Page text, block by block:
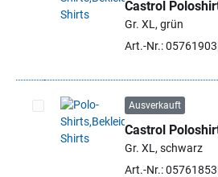
Artikel auswählen
Castrol
Gr. XL, grün
Art.-Nr.: 05761903
Artikel auswählen
Ausverkauft
Castrol
Gr. XL, schwarz
Art.-Nr.: 05761853